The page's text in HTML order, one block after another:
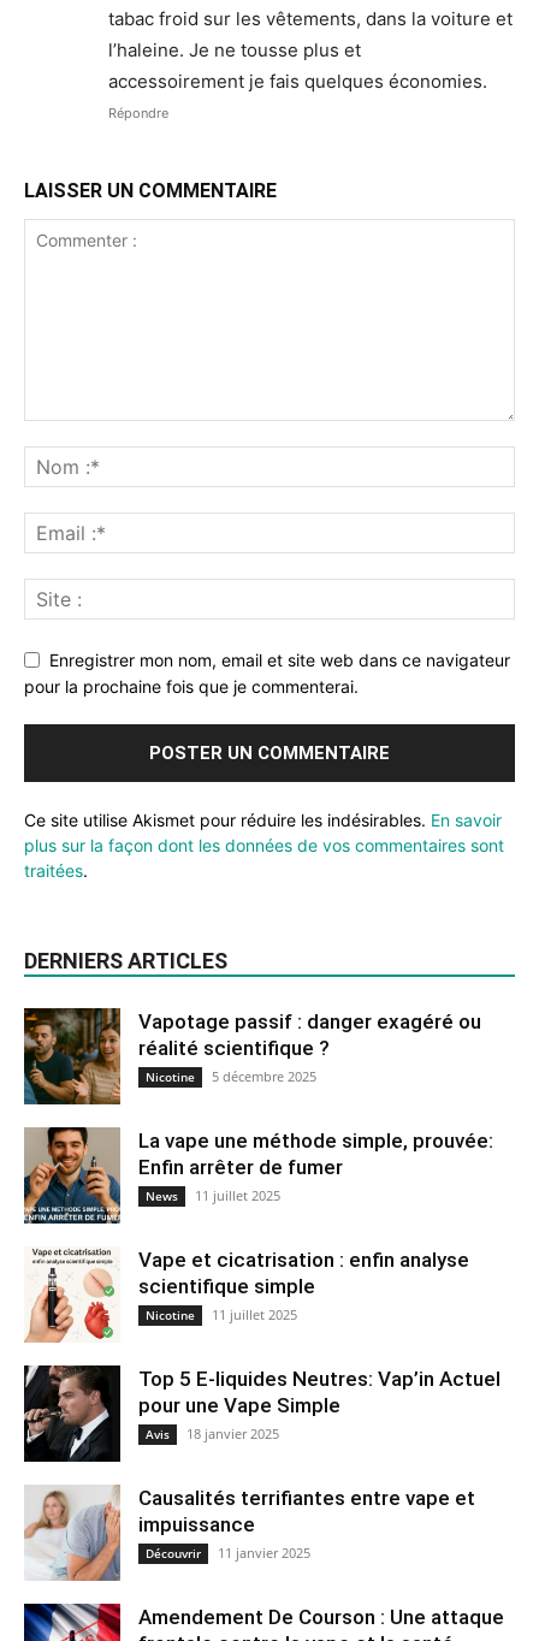
tabac froid sur les vêtements, dans la voiture et
l’haleine. Je ne tousse plus et
accessoirement je fais quelques économies.
Répondre
LAISSER UN COMMENTAIRE
Enregistrer mon nom, email et site web dans ce navigateur
pour la prochaine fois que je commenterai.
Ce site utilise Akismet pour réduire les indésirables. En savoir
plus sur la façon dont les données de vos commentaires sont
traitées.
DERNIERS ARTICLES
Vapotage passif : danger exagéré ou
réalité scientifique ?
Nicotine 5 décembre 2025
La vape une méthode simple, prouvée:
Enfin arrêter de fumer
News 11 juillet 2025
Vape et cicatrisation : enfin analyse
scientifique simple
Nicotine 11 juillet 2025
Top 5 E-liquides Neutres: Vap’in Actuel
pour une Vape Simple
Avis 18 janvier 2025
Causalités terrifiantes entre vape et
impuissance
Découvrir 11 janvier 2025
Amendement De Courson : Une attaque